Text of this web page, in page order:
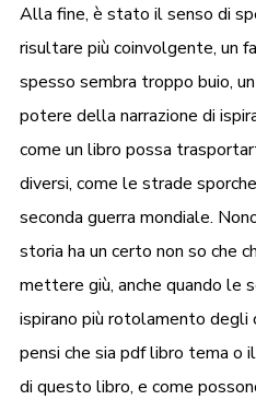
Alla fine, è stato il senso di
risultare più coinvolgente, un
spesso sembra troppo buio,
potere della narrazione di
come un libro possa
diversi, come le strade
seconda guerra mondiale.
storia ha un certo non so che
mettere giù, anche quando le
ispirano più rotolamento degli
pensi che sia pdf libro tema o
di questo libro, e come